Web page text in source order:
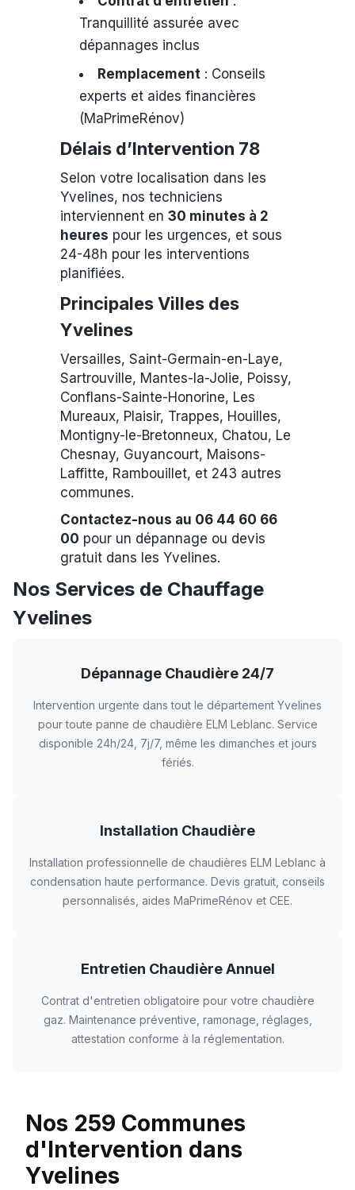
Tranquillité assurée avec
dépannages inclus
Remplacement : Conseils
experts et aides financières
(MaPrimeRénov)
Délais d’Intervention 78
Selon votre localisation dans les
Yvelines, nos techniciens
interviennent en 30 minutes à 2
heures pour les urgences, et sous
24-48h pour les interventions
planifiées.
Principales Villes des
Yvelines
Versailles, Saint-Germain-en-Laye,
Sartrouville, Mantes-la-Jolie, Poissy,
Conflans-Sainte-Honorine, Les
Mureaux, Plaisir, Trappes, Houilles,
Montigny-le-Bretonneux, Chatou, Le
Chesnay, Guyancourt, Maisons-
Laffitte, Rambouillet, et 243 autres
communes.
Contactez-nous au 06 44 60 66
00 pour un dépannage ou devis
gratuit dans les Yvelines.
Nos Services de Chauffage
Yvelines
Dépannage Chaudière 24/7
Intervention urgente dans tout le département Yvelines
pour toute panne de chaudière ELM Leblanc. Service
disponible 24h/24, 7j/7, même les dimanches et jours
fériés.
Installation Chaudière
Installation professionnelle de chaudières ELM Leblanc à
condensation haute performance. Devis gratuit, conseils
personnalisés, aides MaPrimeRénov et CEE.
Entretien Chaudière Annuel
Contrat d'entretien obligatoire pour votre chaudière
gaz. Maintenance préventive, ramonage, réglages,
attestation conforme à la réglementation.
Nos 259 Communes
d'Intervention dans
Yvelines